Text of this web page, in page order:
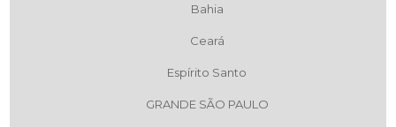
Bahia
Ceará
Espírito Santo
GRANDE SÃO PAULO